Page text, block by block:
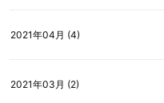
2021年04月 (4)
2021年03月 (2)